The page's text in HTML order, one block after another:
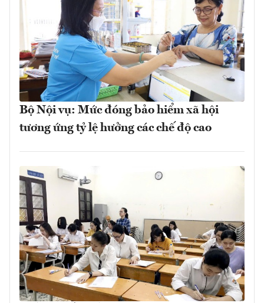
Bộ Nội vụ: Mức đóng bảo hiểm xã hội
tương ứng tỷ lệ hưởng các chế độ cao